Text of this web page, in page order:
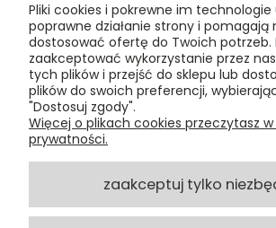
Kontakt:
t:+48 609 155 327
e:vinyltamka@gmail.com
ul. Chmielna 20, 00-020 Warszawa
Pliki cookies i pokrewne im technologie
poprawne działanie strony i pomagają
dostosować ofertę do Twoich potrzeb.
zaakceptować wykorzystanie przez
tych plików i przejść do sklepu lub
plików do swoich preferencji,
"Dostosuj zgody".
Więcej o plikach cookies przeczytasz
prywatności.
zaakceptuj tylko